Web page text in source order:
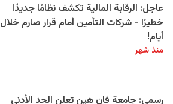
عاجل: الرقابة المالية تكشف نظامًا جديدًا
خطيرًا - شركات التأمين أمام قرار صارم خلال
أيام!
منذ شهر
رسمي: جامعة فان هين تعلن الحد الأدنى